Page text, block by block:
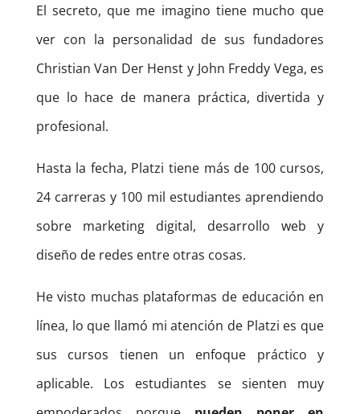
El secreto, que me imagino tiene mucho que
ver con la personalidad de sus fundadores
Christian Van Der Henst y John Freddy Vega, es
que lo hace de manera práctica, divertida y
profesional.
Hasta la fecha, Platzi tiene más de 100 cursos,
24 carreras y 100 mil estudiantes aprendiendo
sobre marketing digital, desarrollo web y
diseño de redes entre otras cosas.
He visto muchas plataformas de educación en
línea, lo que llamó mi atención de Platzi es que
sus cursos tienen un enfoque práctico y
aplicable. Los estudiantes se sienten muy